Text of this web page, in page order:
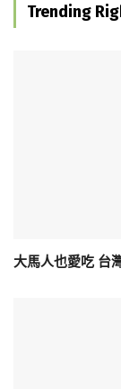
Trending
大馬人也愛吃 台